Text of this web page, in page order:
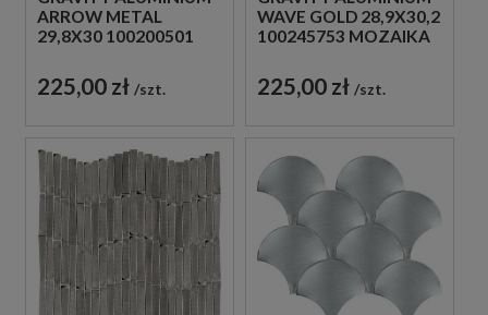
ARROW METAL
29,8X30 100200501
SZCZOTKOWANA
225,00 zł szt.
WAVE GOLD 28,9X30,2
100245753 MOZAIKA
METALOWA
225,00 zł szt.